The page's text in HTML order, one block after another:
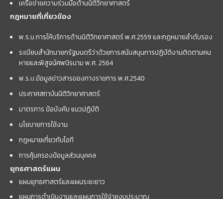
เครือข่ายความร่วมมือด้านนิติวิทยาศาสตร์
กฎหมายที่เกี่ยวข้อง
พ.ร.บ.การให้บริการด้านนิติวิทยาศาสตร์ พ.ศ.2559 และกฏหมายลำดับรอง
ระเบียบสำนักนายกรัฐมนตรีว่าด้วยการสนับสนุนการปฏิบัติงานติดตามคน
หายและพิสูจน์ศพนิรนาม พ.ศ. 2564
พ.ร.บ.ข้อมูลข่าวสารของทางราชการ พ.ศ.2540
ประกาศสถาบันนิติวิทยาศาสตร์
มาตรการ ข้อบังคับ แนวปฏิบัติ
นโยบายการใช้งาน
กฎหมายเกี่ยวกับไอที
การคุ้มครองข้อมูลส่วนบุคคล
ยุทธศาสตร์แผน
แผนยุทธศาสตร์และแผนระยะยาว
แผนการดำเนินงานและแผนการใช้จ่ายงบประมาณ